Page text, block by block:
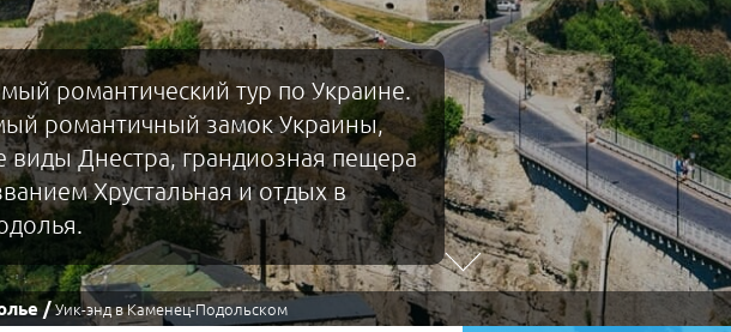
романтический тур по Украине.
романтичный замок Украины,
Днестра, грандиозная пещера
Хрустальная и отдых в
Уик-энд в Каменец-Подольском